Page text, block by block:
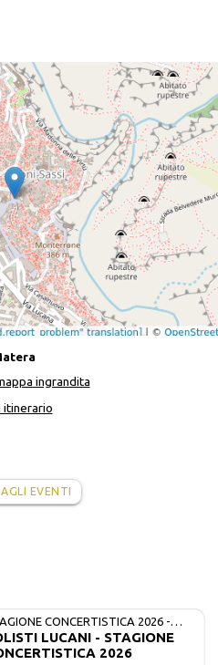
ingrandita
itinerario
EVENTI
CONCERTISTICA 2026 -
E SOLISTI LUCANI
LUCANI - STAGIONE
2026